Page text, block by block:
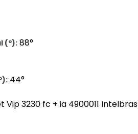
(º): 88°
44°
Vip 3230 fc + ia 4900011 Intelbras